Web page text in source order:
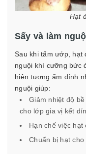
Hạt
Sấy và làm
Sau khi tẩm ướp, hạt
nguội khí cưỡng bức
hiện tượng ẩm dính
nguội giúp:
Giảm nhiệt độ
cho lớp gia vị kết
Hạn chế việc
Chuẩn bị hạt cho